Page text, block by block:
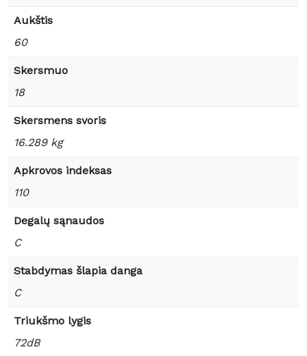
Aukštis
60
Skersmuo
18
Skersmens svoris
16.289 kg
Apkrovos indeksas
110
Degalų sąnaudos
C
Stabdymas šlapia danga
C
Triukšmo lygis
72dB